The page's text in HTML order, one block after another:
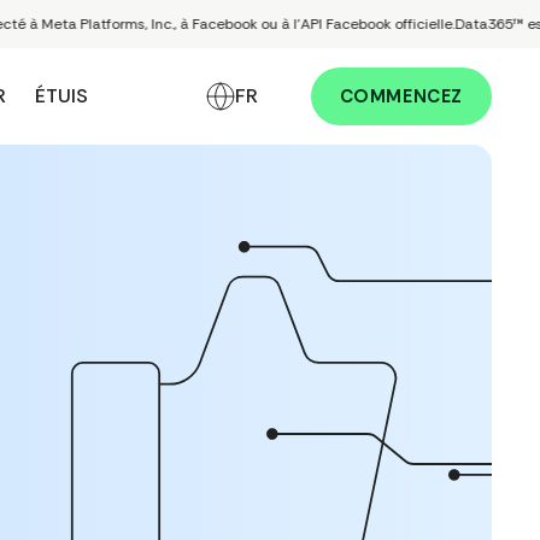
Platforms, Inc., à Facebook ou à l'API Facebook officielle.Data365™ est
ÉTUIS FR COMMENCEZ